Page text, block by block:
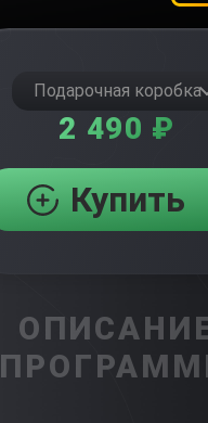
Подарочная коробка
2 490 ₽
Купить